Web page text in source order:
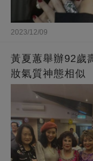
2023/12/09
黃夏蕙舉辦92歲
妝氣質神態相似